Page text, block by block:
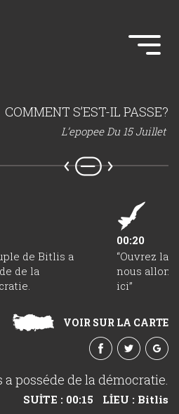
COMMENT S’EST-IL PASSE?
L’epopee Du 15 Juillet
de Bitlis a
de la
00:20
“Ouvrez la
nous
ici”
VOIR SUR LA CARTE
posséde de la démocratie.
SUİTE : 00:15
LİEU : Bitlis